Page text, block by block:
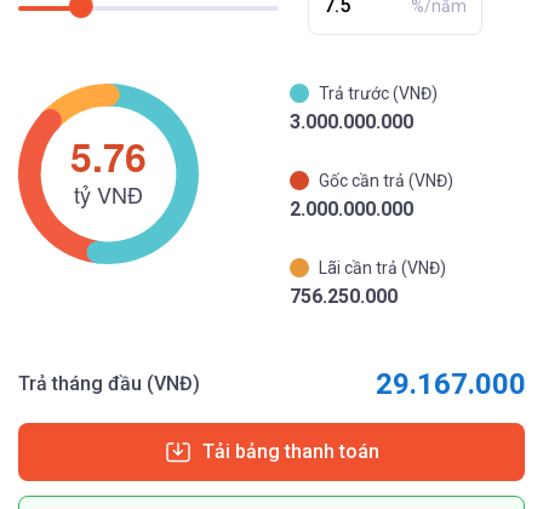
%/năm
Trả trước (VNĐ)
3.000.000.000
Gốc cần trả (VNĐ)
2.000.000.000
Lãi cần trả (VNĐ)
756.250.000
Trả tháng đầu (VNĐ) 29.167.000
Tải bảng thanh toán